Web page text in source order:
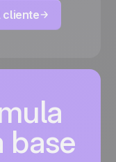
cliente
base